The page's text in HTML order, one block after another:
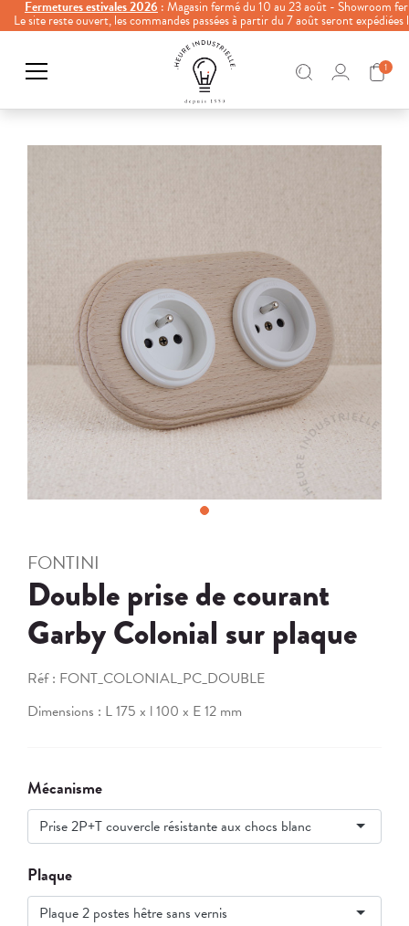
FONTINI
Double prise de courant
Garby Colonial sur plaque
Réf : FONT_COLONIAL_PC_DOUBLE
Dimensions : L 175 x l 100 x E 12 mm
Mécanisme
Prise 2P+T couvercle résistante aux chocs blanc
Plaque
Plaque 2 postes hêtre sans vernis
Fermetures estivales 2026 : Magasin fermé du 10 au 23 août - Showroom
Le site reste ouvert, les commandes passées à partir du 7 août seront
1